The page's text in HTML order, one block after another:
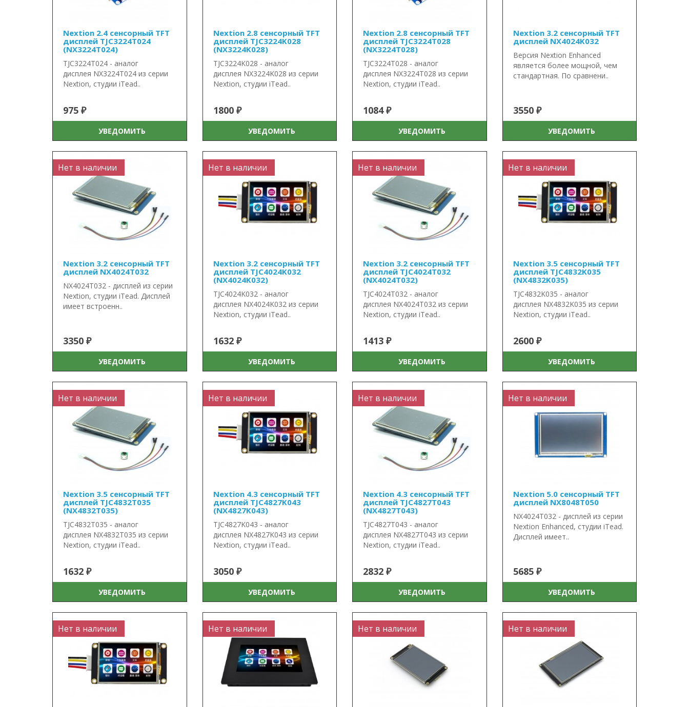
Nextion 2.4 сенсорный TFT
дисплей TJC3224T024
(NX3224T024)
TJC3224T024 - аналог
дисплея NX3224T024 из серии
Nextion, студии iTead..
975 ₽
УВЕДОМИТЬ
Nextion 2.8 сенсорный TFT
дисплей TJC3224K028
(NX3224K028)
TJC3224K028 - аналог
дисплея NX3224K028 из серии
Nextion, студии iTead..
1800 ₽
УВЕДОМИТЬ
Nextion 2.8 сенсорный TFT
дисплей TJC3224T028
(NX3224T028)
TJC3224T028 - аналог
дисплея NX3224T028 из серии
Nextion, студии iTead..
1084 ₽
УВЕДОМИТЬ
Nextion 3.2 сенсорный TFT
дисплей NX4024K032
Версия Nextion Enhanced
является более мощной, чем
стандартная. По сравнени..
3550 ₽
УВЕДОМИТЬ
Нет в наличии
Nextion 3.2 сенсорный TFT
дисплей NX4024T032
NX4024T032 - дисплей из серии
Nextion, студии iTead. Дисплей
имеет встроенн..
3350 ₽
УВЕДОМИТЬ
Нет в наличии
Nextion 3.2 сенсорный TFT
дисплей TJC4024K032
(NX4024K032)
TJC4024K032 - аналог
дисплея NX4024K032 из серии
Nextion, студии iTead..
1632 ₽
УВЕДОМИТЬ
Нет в наличии
Nextion 3.2 сенсорный TFT
дисплей TJC4024T032
(NX4024T032)
TJC4024T032 - аналог
дисплея NX4024T032 из серии
Nextion, студии iTead..
1413 ₽
УВЕДОМИТЬ
Нет в наличии
Nextion 3.5 сенсорный TFT
дисплей TJC4832K035
(NX4832K035)
TJC4832K035 - аналог
дисплея NX4832K035 из серии
Nextion, студии iTead..
2600 ₽
УВЕДОМИТЬ
Нет в наличии
Nextion 3.5 сенсорный TFT
дисплей TJC4832T035
(NX4832T035)
TJC4832T035 - аналог
дисплея NX4832T035 из серии
Nextion, студии iTead..
1632 ₽
УВЕДОМИТЬ
Нет в наличии
Nextion 4.3 сенсорный TFT
дисплей TJC4827K043
(NX4827K043)
TJC4827K043 - аналог
дисплея NX4827K043 из серии
Nextion, студии iTead..
3050 ₽
УВЕДОМИТЬ
Нет в наличии
Nextion 4.3 сенсорный TFT
дисплей TJC4827T043
(NX4827T043)
TJC4827T043 - аналог
дисплея NX4827T043 из серии
Nextion, студии iTead..
2832 ₽
УВЕДОМИТЬ
Нет в наличии
Nextion 5.0 сенсорный TFT
дисплей NX8048T050
NX4024T032 - дисплей из серии
Nextion Enhanced, студии iTead.
Дисплей имеет..
5685 ₽
УВЕДОМИТЬ
Нет в наличии Нет в наличии Нет в наличии Нет в наличии